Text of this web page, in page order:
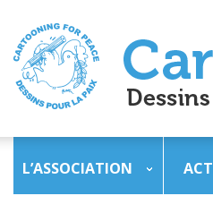
L’ASSOCIATION